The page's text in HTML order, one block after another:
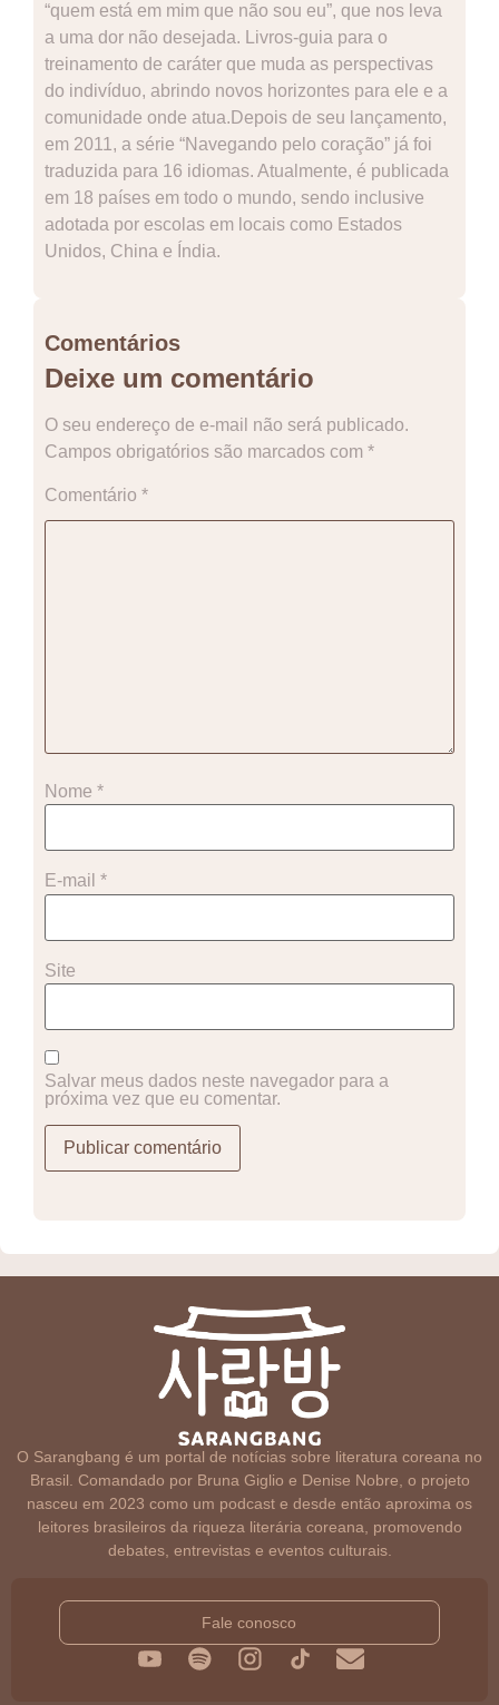
“quem está em mim que não sou eu”, que nos leva
a uma dor não desejada. Livros-guia para o
treinamento de caráter que muda as perspectivas
do indivíduo, abrindo novos horizontes para ele e a
comunidade onde atua.Depois de seu lançamento,
em 2011, a série “Navegando pelo coração” já foi
traduzida para 16 idiomas. Atualmente, é publicada
em 18 países em todo o mundo, sendo inclusive
adotada por escolas em locais como Estados
Unidos, China e Índia.
Comentários
Deixe um comentário
O seu endereço de e-mail não será publicado.
Campos obrigatórios são marcados com *
Comentário *
Nome *
E-mail *
Site
Salvar meus dados neste navegador para a
próxima vez que eu comentar.
O Sarangbang é um portal de notícias sobre literatura coreana no
Brasil. Comandado por Bruna Giglio e Denise Nobre, o projeto
nasceu em 2023 como um podcast e desde então aproxima os
leitores brasileiros da riqueza literária coreana, promovendo
debates, entrevistas e eventos culturais.
Fale conosco